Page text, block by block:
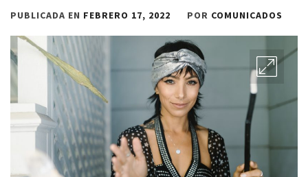
PUBLICADA EN FEBRERO 17, 2022 POR COMUNICADOS